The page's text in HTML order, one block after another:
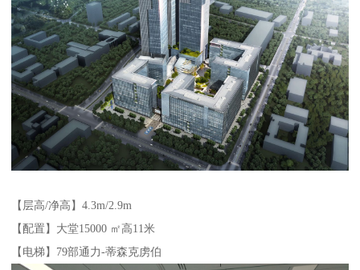
【层高/净高】4.3m/2.9m
【配置】大堂15000 ㎡高11米
【电梯】79部通力-蒂森克虏伯